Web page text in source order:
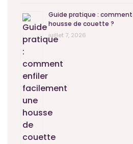
Guide pratique :
housse de couette ?
juillet 7, 2026